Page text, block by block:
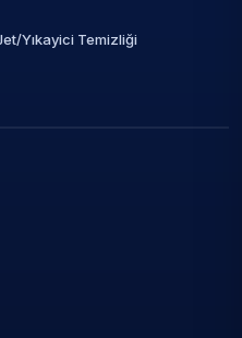
Yıkayici Temizliği